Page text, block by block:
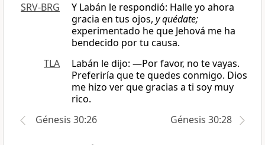
SRV-BRG
Y Labán le respondió: Halle yo ahora
gracia en tus ojos, y quédate;
experimentado he que Jehová me ha
bendecido por tu causa.
TLA
Labán le dijo: —Por favor, no te vayas.
Preferiría que te quedes conmigo. Dios
me hizo ver que gracias a ti soy muy
rico.
Génesis 30:26
Génesis 30:28